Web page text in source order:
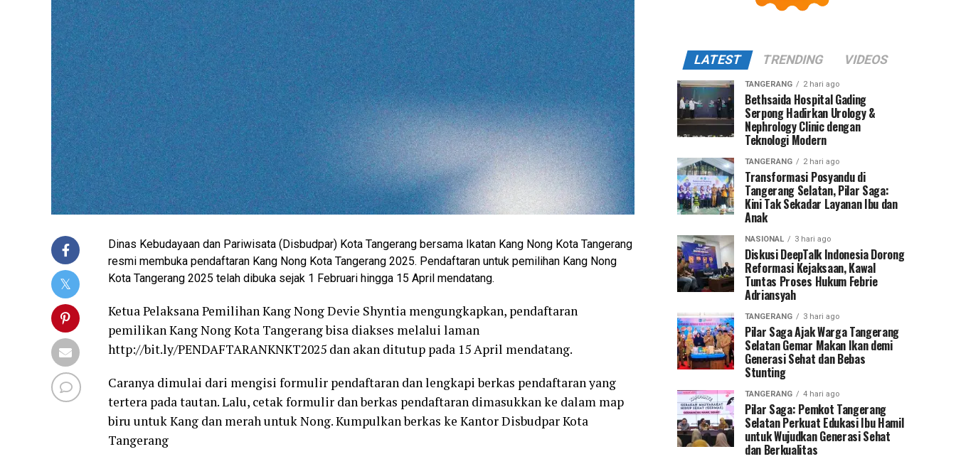
Dinas Kebudayaan dan Pariwisata (Disbudpar) Kota Tangerang bersama Ikatan Kang Nong Kota Tangerang
resmi membuka pendaftaran Kang Nong Kota Tangerang 2025. Pendaftaran untuk pemilihan Kang Nong
Kota Tangerang 2025 telah dibuka sejak 1 Februari hingga 15 April mendatang.
Ketua Pelaksana Pemilihan Kang Nong Devie Shyntia mengungkapkan, pendaftaran
pemilikan Kang Nong Kota Tangerang bisa diakses melalui laman
http://bit.ly/PENDAFTARANKNKT2025 dan akan ditutup pada 15 April mendatang.
Caranya dimulai dari mengisi formulir pendaftaran dan lengkapi berkas pendaftaran yang
tertera pada tautan. Lalu, cetak formulir dan berkas pendaftaran dimasukkan ke dalam map
biru untuk Kang dan merah untuk Nong. Kumpulkan berkas ke Kantor Disbudpar Kota
Tangerang
LATEST TRENDING VIDEOS
TANGERANG 2 hari ago
Bethsaida Hospital Gading
Serpong Hadirkan Urology &
Nephrology Clinic dengan
Teknologi Modern
TANGERANG 2 hari ago
Transformasi Posyandu di
Tangerang Selatan, Pilar Saga:
Kini Tak Sekadar Layanan Ibu dan
Anak
NASIONAL 3 hari ago
Diskusi DeepTalk Indonesia Dorong
Reformasi Kejaksaan, Kawal
Tuntas Proses Hukum Febrie
Adriansyah
TANGERANG 3 hari ago
Pilar Saga Ajak Warga Tangerang
Selatan Gemar Makan Ikan demi
Generasi Sehat dan Bebas
Stunting
TANGERANG 4 hari ago
Pilar Saga: Pemkot Tangerang
Selatan Perkuat Edukasi Ibu Hamil
untuk Wujudkan Generasi Sehat
dan Berkualitas